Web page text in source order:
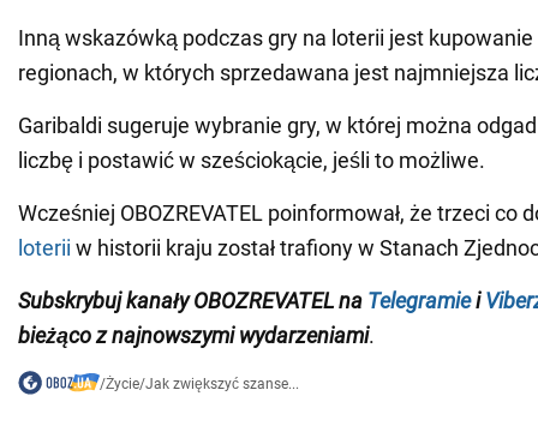
Inną wskazówką podczas gry na loterii jest
regionach, w których sprzedawana jest najmniejsza
Garibaldi sugeruje wybranie gry, w której można
liczbę i postawić w sześciokącie, jeśli to możliwe.
Wcześniej OBOZREVATEL poinformował, że trzeci co
loterii w historii kraju został trafiony w Stanach
Subskrybuj kanały OBOZREVATELna Telegramiei
bieżąco z najnowszymi wydarzeniami.
/Życie/Jak zwiększyć szanse...